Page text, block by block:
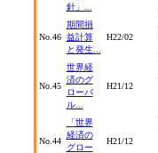
針」...
No.46
期間損
益計算
と発生...
H22/02
No.45
世界経
済のグ
ローバ
ル...
H21/12
No.44
「世界
経済の
グロー
H21/12